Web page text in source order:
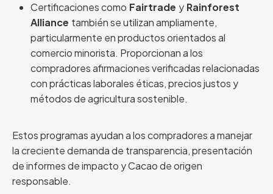
Certificaciones como Fairtrade y Rainforest
Alliance también se utilizan ampliamente,
particularmente en productos orientados al
comercio minorista. Proporcionan a los
compradores afirmaciones verificadas relacionadas
con prácticas laborales éticas, precios justos y
métodos de agricultura sostenible.
Estos programas ayudan a los compradores a manejar
la creciente demanda de transparencia, presentación
de informes de impacto y Cacao de origen
responsable.